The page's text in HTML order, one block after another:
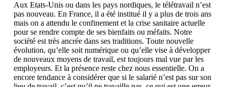
Aux Etats-Unis ou dans les pays nordiques, le télétravail n’est
pas nouveau. En France, il a été institué il y a plus de trois ans
mais on a attendu le confinement et la crise sanitaire actuelle
pour se rendre compte de ses bienfaits ou méfaits. Notre
société est très ancrée dans ses traditions. Toute nouvelle
évolution, qu’elle soit numérique ou qu’elle vise à développer
de nouveaux moyens de travail, est toujours mal vue par les
employeurs. Et la présence reste chez nous essentielle. On a
encore tendance à considérer que si le salarié n’est pas sur son